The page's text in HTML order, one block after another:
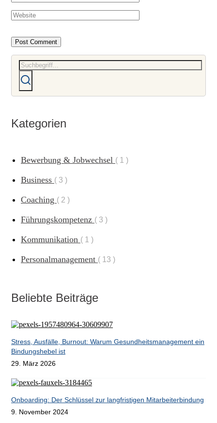
Kategorien
Bewerbung & Jobwechsel 1
Business 3
Coaching 2
Führungskompetenz 3
Kommunikation 1
Personalmanagement 13
Beliebte Beiträge
Stress, Ausfälle, Burnout: Warum Gesundheitsmanagement ein
Bindungshebel ist
29. März 2026
Onboarding: Der Schlüssel zur langfristigen Mitarbeiterbindung
9. November 2024